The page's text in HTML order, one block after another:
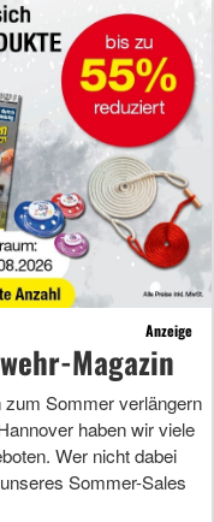
Anzeige
Magazin
Sommer verlängern
haben wir viele
Wer nicht dabei
Sommer-Sales